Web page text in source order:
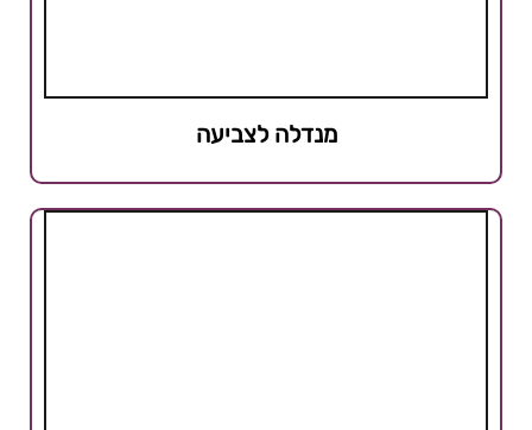
מנדלה לצביעה